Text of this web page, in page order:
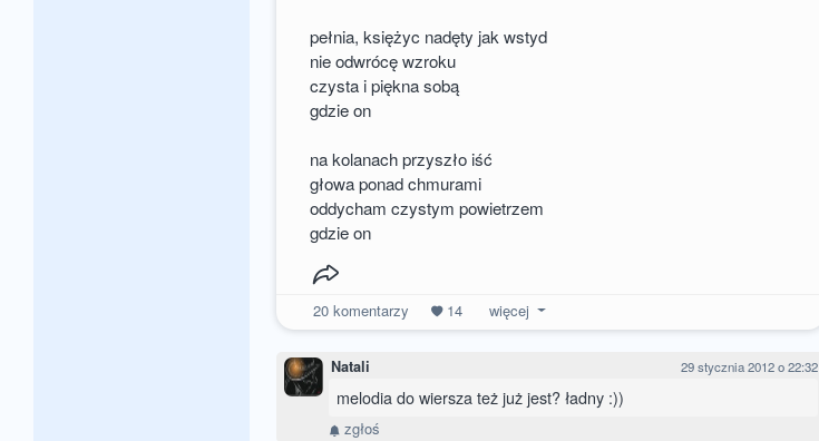
pełnia, księżyc nadęty jak wstyd
nie odwrócę wzroku
czysta i piękna sobą
gdzie on
na kolanach przyszło iść
głowa ponad chmurami
oddycham czystym powietrzem
gdzie on
20komentarzy 14 więcej
Natali 29 stycznia 2012 o 22:32
melodia do wiersza też już jest? ładny :))
zgłoś